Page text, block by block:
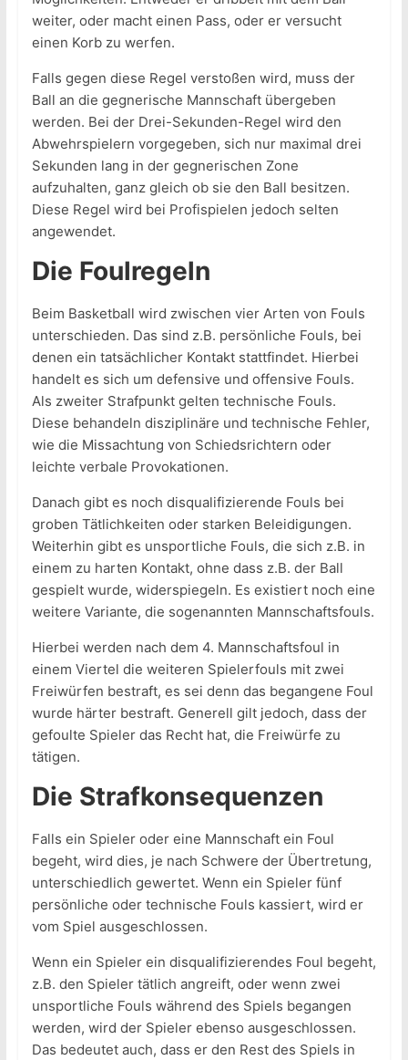
weiter, oder macht einen Pass, oder er versucht
einen Korb zu werfen.
Falls gegen diese Regel verstoßen wird, muss der
Ball an die gegnerische Mannschaft übergeben
werden. Bei der Drei-Sekunden-Regel wird den
Abwehrspielern vorgegeben, sich nur maximal drei
Sekunden lang in der gegnerischen Zone
aufzuhalten, ganz gleich ob sie den Ball besitzen.
Diese Regel wird bei Profispielen jedoch selten
angewendet.
Die Foulregeln
Beim Basketball wird zwischen vier Arten von Fouls
unterschieden. Das sind z.B. persönliche Fouls, bei
denen ein tatsächlicher Kontakt stattfindet. Hierbei
handelt es sich um defensive und offensive Fouls.
Als zweiter Strafpunkt gelten technische Fouls.
Diese behandeln disziplinäre und technische Fehler,
wie die Missachtung von Schiedsrichtern oder
leichte verbale Provokationen.
Danach gibt es noch disqualifizierende Fouls bei
groben Tätlichkeiten oder starken Beleidigungen.
Weiterhin gibt es unsportliche Fouls, die sich z.B. in
einem zu harten Kontakt, ohne dass z.B. der Ball
gespielt wurde, widerspiegeln. Es existiert noch eine
weitere Variante, die sogenannten Mannschaftsfouls.
Hierbei werden nach dem 4. Mannschaftsfoul in
einem Viertel die weiteren Spielerfouls mit zwei
Freiwürfen bestraft, es sei denn das begangene Foul
wurde härter bestraft. Generell gilt jedoch, dass der
gefoulte Spieler das Recht hat, die Freiwürfe zu
tätigen.
Die Strafkonsequenzen
Falls ein Spieler oder eine Mannschaft ein Foul
begeht, wird dies, je nach Schwere der Übertretung,
unterschiedlich gewertet. Wenn ein Spieler fünf
persönliche oder technische Fouls kassiert, wird er
vom Spiel ausgeschlossen.
Wenn ein Spieler ein disqualifizierendes Foul begeht,
z.B. den Spieler tätlich angreift, oder wenn zwei
unsportliche Fouls während des Spiels begangen
werden, wird der Spieler ebenso ausgeschlossen.
Das bedeutet auch, dass er den Rest des Spiels in